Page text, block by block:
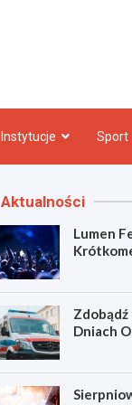
Instytucje Sport
Aktualności
Lumen
Dniach